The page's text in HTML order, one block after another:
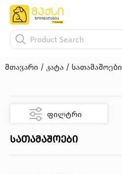
მთავარი / კატა / სათამაშოები
ფილტრი
სათამაშოები